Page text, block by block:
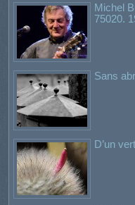
Michel
75020.
Sans
D’un